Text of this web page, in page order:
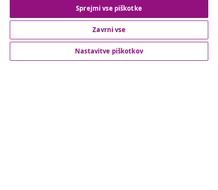
Sprejmi vse piškotke
Zavrni vse
Nastavitve piškotkov